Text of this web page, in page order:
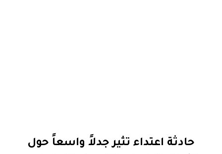
حادثة اعتداء تثير جدلاً واسعاً حول